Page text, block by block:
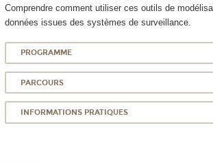
Comprendre comment utiliser ces outils de
données issues des systèmes de surveillance.
PROGRAMME
PARCOURS
INFORMATIONS PRATIQUES